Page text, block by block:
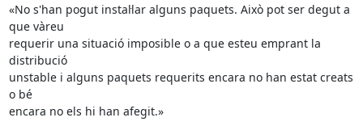
«No s'han pogut instal·lar alguns paquets. Això pot ser degut a
que vàreu
requerir una situació imposible o a que esteu emprant la
distribució
unstable i alguns paquets requerits encara no han estat creats
o bé
encara no els hi han afegit.»